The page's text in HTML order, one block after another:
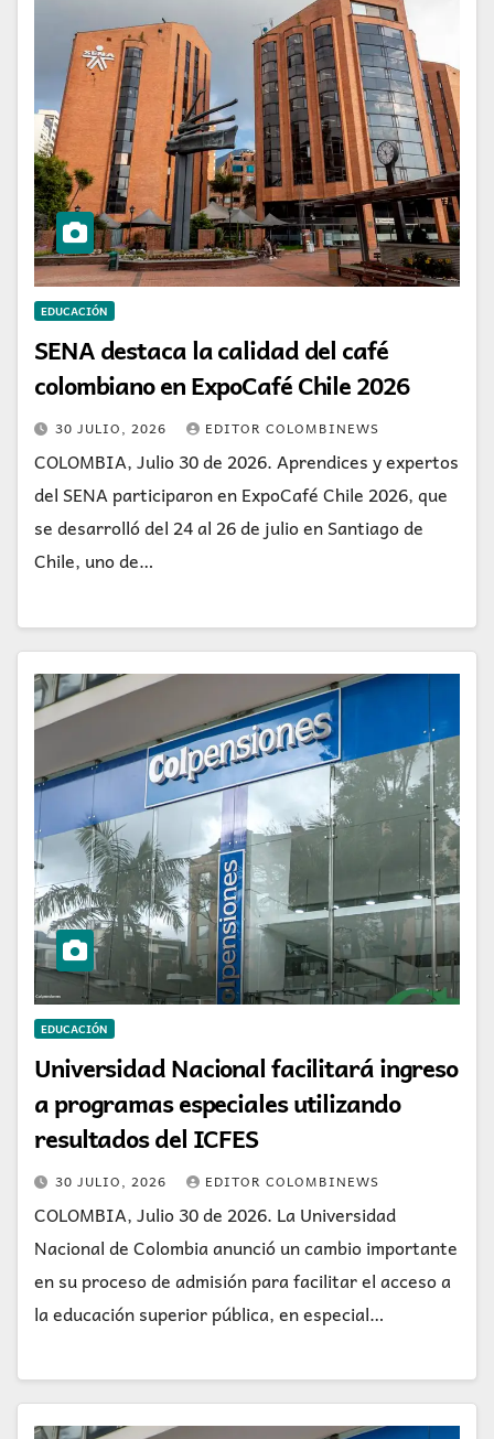
EDUCACIÓN
SENA destaca la calidad del café
colombiano en ExpoCafé Chile 2026
30 JULIO, 2026 EDITOR COLOMBINEWS
COLOMBIA, Julio 30 de 2026. Aprendices y expertos
del SENA participaron en ExpoCafé Chile 2026, que
se desarrolló del 24 al 26 de julio en Santiago de
Chile, uno de…
EDUCACIÓN
Universidad Nacional facilitará ingreso
a programas especiales utilizando
resultados del ICFES
30 JULIO, 2026 EDITOR COLOMBINEWS
COLOMBIA, Julio 30 de 2026. La Universidad
Nacional de Colombia anunció un cambio importante
en su proceso de admisión para facilitar el acceso a
la educación superior pública, en especial…